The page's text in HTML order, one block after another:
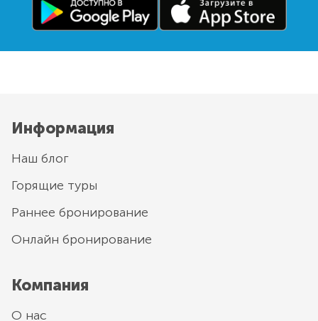
Информация
Наш блог
Горящие туры
Раннее бронирование
Онлайн бронирование
Компания
О нас